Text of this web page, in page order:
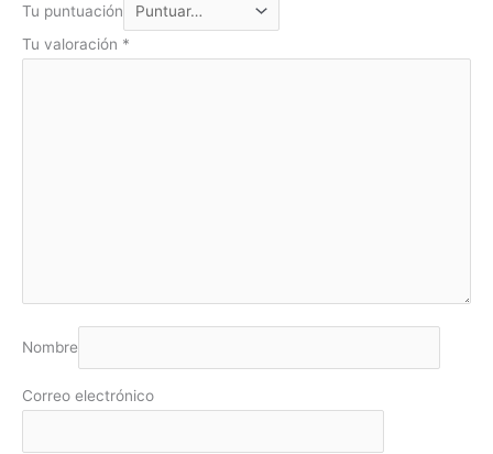
Tu puntuación
Tu valoración *
Nombre
Correo electrónico